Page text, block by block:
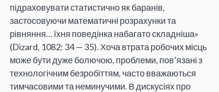
підраховувати статистично як баранів,
застосовуючи математичні розрахунки та
рівняння… їхня поведінка набагато складніша»
(Dizard, 1082: 34 — 35). Хоча втрата робочих місць
може бути дуже болючою, проблеми, пов’язані з
технологічним безробіттям, часто вважаються
тимчасовими та неминучими. В дискусіях про